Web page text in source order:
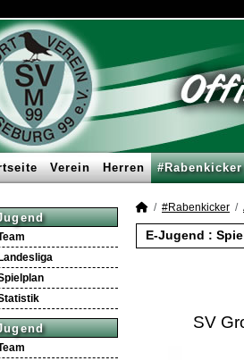
Verein Herren #Rabenkicker
Landesliga
#Rabenkicker
E-Jugend :
SV